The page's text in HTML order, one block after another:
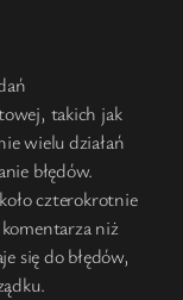
takich jak
wielu działań
błędów.
czterokrotnie
niż
się do błędów,